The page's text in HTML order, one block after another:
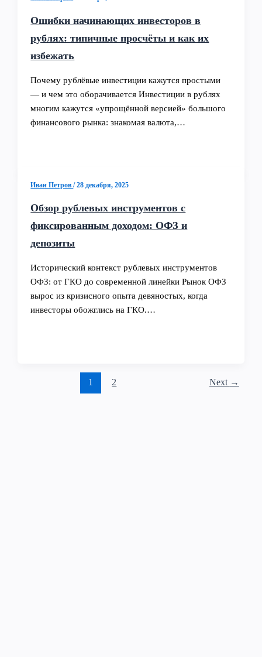
Ошибки начинающих инвесторов в
рублях: типичные просчёты и как их
избежать
Почему рублёвые инвестиции кажутся простыми
— и чем это оборачивается Инвестиции в рублях
многим кажутся «упрощённой версией» большого
финансового рынка: знакомая валюта,…
Иван Петров/28 декабря, 2025
Обзор рублевых инструментов с
фиксированным доходом: ОФЗ и
депозиты
Исторический контекст рублевых инструментов
ОФЗ: от ГКО до современной линейки Рынок ОФЗ
вырос из кризисного опыта девяностых, когда
инвесторы обожглись на ГКО.…
1 2 Next →